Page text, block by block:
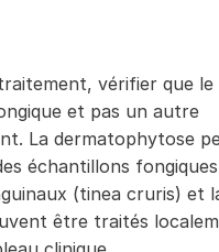
vérifier que le
et pas un autre
La dermatophytose
échantillons
(tinea cruris) et
être traités